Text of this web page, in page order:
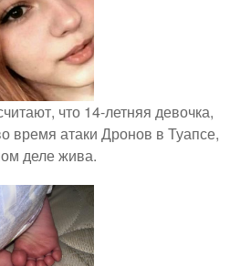
что 14-летняя девочка,
время атаки Дронов в Туапсе,
деле жива.